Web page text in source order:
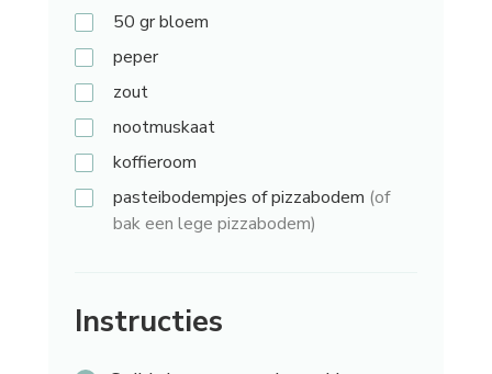
50 grbloem
peper
zout
nootmuskaat
koffieroom
pasteibodempjes of pizzabodem (of
bak een lege pizzabodem)
Instructies